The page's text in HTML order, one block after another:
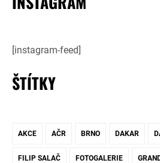
[instagram-feed]
ŠTÍTKY
AKCE AČR BRNO DAKAR
FILIP SALAČ FOTOGALERIE